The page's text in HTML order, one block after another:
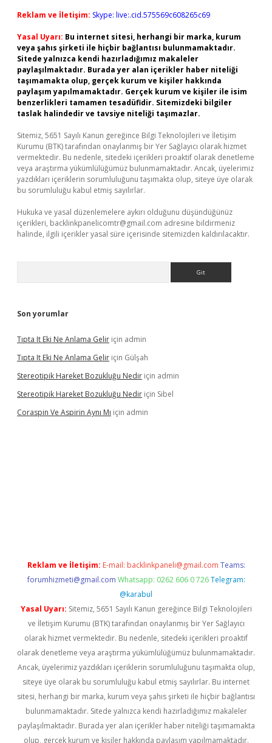
Reklam ve İletişim: Skype: live:.cid.575569c608265c69
Yasal Uyarı: Bu internet sitesi, herhangi bir marka, kurum
veya şahıs şirketi ile hiçbir bağlantısı bulunmamaktadır.
Sitede yalnızca kendi hazırladığımız makaleler
paylaşılmaktadır. Burada yer alan içerikler haber niteliği
taşımamakta olup, gerçek kurum ve kişiler hakkında
paylaşım yapılmamaktadır. Gerçek kurum ve kişiler ile isim
benzerlikleri tamamen tesadüfidir. Sitemizdeki bilgiler
taslak halindedir ve tavsiye niteliği taşımazlar.
Sitemiz, 5651 Sayılı Kanun gereğince Bilgi Teknolojileri ve İletişim
Kurumu (BTK) tarafından onaylanmış bir Yer Sağlayıcı olarak hizmet
vermektedir. Bu nedenle, sitedeki içerikleri proaktif olarak denetleme
veya araştırma yükümlülüğümüz bulunmamaktadır. Ancak, üyelerimiz
yazdıkları içeriklerin sorumluluğunu taşımakta olup, siteye üye olarak
bu sorumluluğu kabul etmiş sayılırlar.
Hukuka ve yasal düzenlemelere aykırı olduğunu düşündüğünüz
içerikleri, backlinkpanelicomtr@gmail.com adresine bildirmeniz
halinde, ilgili içerikler yasal süre içerisinde sitemizden kaldırılacaktır.
Son yorumlar
Tıpta It Eki Ne Anlama Gelir için admin
Tıpta It Eki Ne Anlama Gelir için Gülşah
Stereotipik Hareket Bozukluğu Nedir için admin
Stereotipik Hareket Bozukluğu Nedir için Sibel
Coraspin Ve Aspirin Aynı Mı için admin
Reklam ve İletişim: E-mail: backlinkpaneli@gmail.com Teams:
forumhizmeti@gmail.com Whatsapp: 0262 606 0 726 Telegram:
@karabul
Yasal Uyarı: Sitemiz, 5651 Sayılı Kanun gereğince Bilgi Teknolojileri
ve İletişim Kurumu (BTK) tarafından onaylanmış bir Yer Sağlayıcı
olarak hizmet vermektedir. Bu nedenle, sitedeki içerikleri proaktif
olarak denetleme veya araştırma yükümlülüğümüz bulunmamaktadır.
Ancak, üyelerimiz yazdıkları içeriklerin sorumluluğunu taşımakta olup,
siteye üye olarak bu sorumluluğu kabul etmiş sayılırlar. Bu internet
sitesi, herhangi bir marka, kurum veya şahıs şirketi ile hiçbir bağlantısı
bulunmamaktadır. Sitede yalnızca kendi hazırladığımız makaleler
paylaşılmaktadır. Burada yer alan içerikler haber niteliği taşımamakta
olup, gerçek kurum ve kişiler hakkında paylaşım yapılmamaktadır.